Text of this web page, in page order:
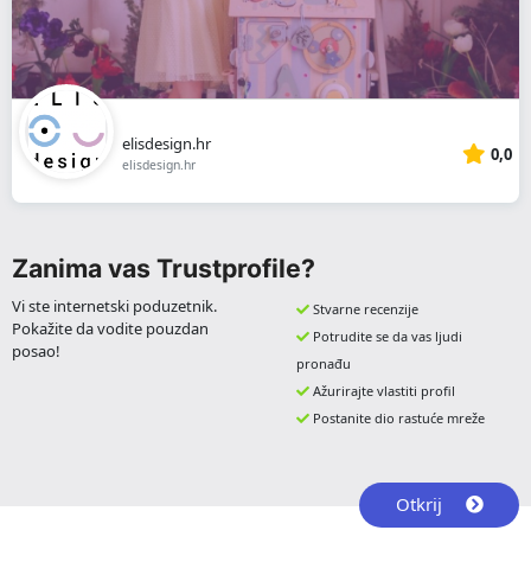
elisdesign.hr
elisdesign.hr 0,0
Zanima vas Trustprofile?
Vi ste internetski poduzetnik.
Pokažite da vodite pouzdan
posao!
Stvarne recenzije
Potrudite se da vas ljudi
pronađu
Ažurirajte vlastiti profil
Postanite dio rastuće mreže
Otkrij